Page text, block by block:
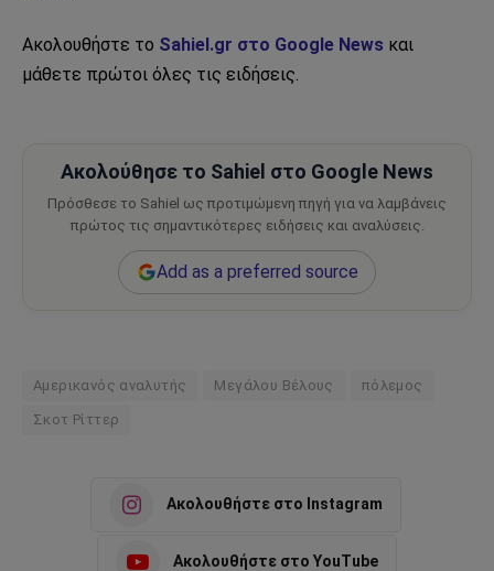
Ακολουθήστε το Sahiel.gr στο Google News και
μάθετε πρώτοι όλες τις ειδήσεις.
Ακολούθησε το Sahiel στο Google News
Πρόσθεσε το Sahiel ως προτιμώμενη πηγή για να λαμβάνεις
πρώτος τις σημαντικότερες ειδήσεις και αναλύσεις.
Add as a preferred source
Αμερικανός αναλυτής Μεγάλου Βέλους πόλεμος
Σκοτ Ρίττερ
Ακολουθήστε στο Instagram
Ακολουθήστε στο YouTube